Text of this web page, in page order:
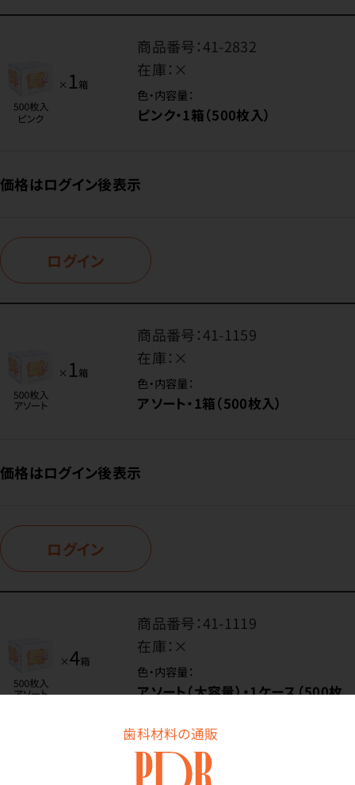
歯科材料の通販
商品番号：41-2832
在庫： ×
色・内容量：
ピンク・1箱（500枚入）
価格はログイン後表示
ログイン
商品番号：41-1159
在庫： ×
色・内容量：
アソート・1箱（500枚入）
価格はログイン後表示
ログイン
商品番号：41-1119
在庫： ×
色・内容量：
アソート（大容量）・1ケース（500枚